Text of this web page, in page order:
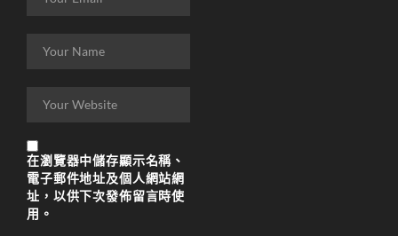
在瀏覽器中儲存顯示名稱、
電子郵件地址及個人網站網
址，以供下次發佈留言時使
用。